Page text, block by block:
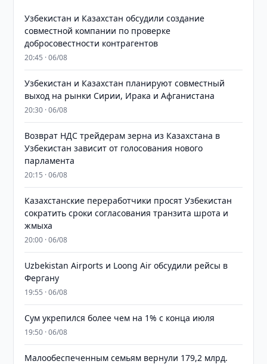
Узбекистан и Казахстан обсудили создание
совместной компании по проверке
добросовестности контрагентов
20:45 · 06/08
Узбекистан и Казахстан планируют совместный
выход на рынки Сирии, Ирака и Афганистана
20:30 · 06/08
Возврат НДС трейдерам зерна из Казахстана в
Узбекистан зависит от голосования нового
парламента
20:15 · 06/08
Казахстанские переработчики просят Узбекистан
сократить сроки согласования транзита шрота и
жмыха
20:00 · 06/08
Uzbekistan Airports и Loong Air обсудили рейсы в
Фергану
19:55 · 06/08
Сум укрепился более чем на 1% с конца июля
19:50 · 06/08
Малообеспеченным семьям вернули 179,2 млрд.